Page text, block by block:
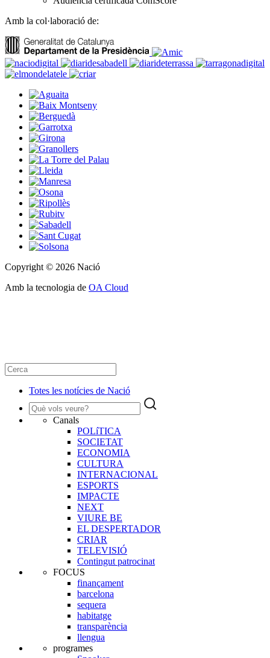
Amb la col·laboració de:
Copyright © 2026 Nació
Amb la tecnologia de OA Cloud
Totes les notícies de Nació
Canals
POLíTICA
SOCIETAT
ECONOMIA
CULTURA
INTERNACIONAL
ESPORTS
IMPACTE
NEXT
VIURE BE
EL DESPERTADOR
CRIAR
TELEVISIÓ
Contingut patrocinat
FOCUS
finançament
barcelona
sequera
habitatge
transparència
llengua
programes